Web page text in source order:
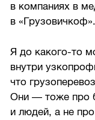
в компаниях в
в «Грузовичкоф».
Я до какого-то
внутри
что
Они — тоже про
и людей, а не